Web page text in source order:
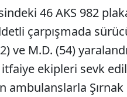
46 AKS 982
çarpışmada
ve M.D. (54)
ekipleri sevk
ambulanslarla